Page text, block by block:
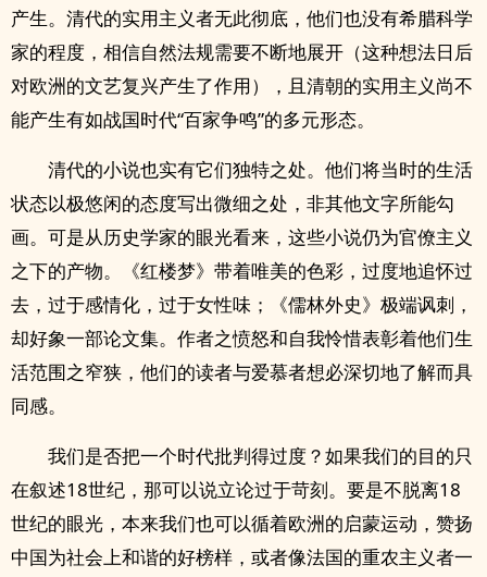
产生。清代的实用主义者无此彻底，他们也没有希腊科学
家的程度，相信自然法规需要不断地展开（这种想法日后
对欧洲的文艺复兴产生了作用），且清朝的实用主义尚不
能产生有如战国时代“百家争鸣”的多元形态。
清代的小说也实有它们独特之处。他们将当时的生活
状态以极悠闲的态度写出微细之处，非其他文字所能勾
画。可是从历史学家的眼光看来，这些小说仍为官僚主义
之下的产物。《红楼梦》带着唯美的色彩，过度地追怀过
去，过于感情化，过于女性味；《儒林外史》极端讽刺，
却好象一部论文集。作者之愤怒和自我怜惜表彰着他们生
活范围之窄狭，他们的读者与爱慕者想必深切地了解而具
同感。
我们是否把一个时代批判得过度？如果我们的目的只
在叙述18世纪，那可以说立论过于苛刻。要是不脱离18
世纪的眼光，本来我们也可以循着欧洲的启蒙运动，赞扬
中国为社会上和谐的好榜样，或者像法国的重农主义者一